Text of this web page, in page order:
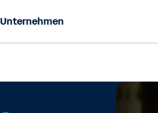
Unternehmen